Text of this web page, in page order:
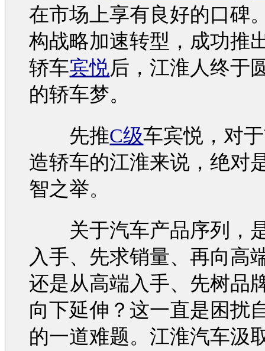
在市场上享有良好的口碑
构战略加速转型，成功推
轿车宾悦后，江淮 人终于
的轿车梦。
先推C级车宾悦 ，对
造轿车的江淮来说，绝对
智之举。
关于汽车产品序列，
入手、先求销量、再向高
还是从高端入手、先树品
向下延伸？这一直是困扰
的一道难题。江淮汽车汲